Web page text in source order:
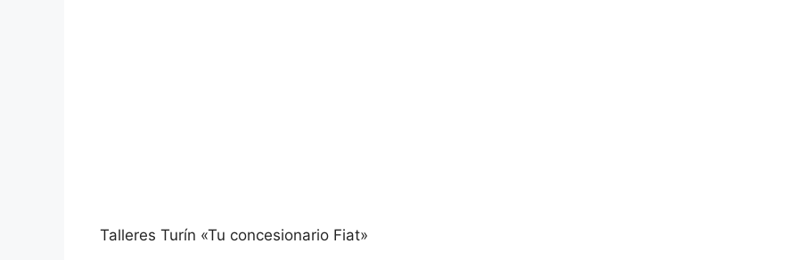
Talleres Turín «Tu concesionario Fiat»